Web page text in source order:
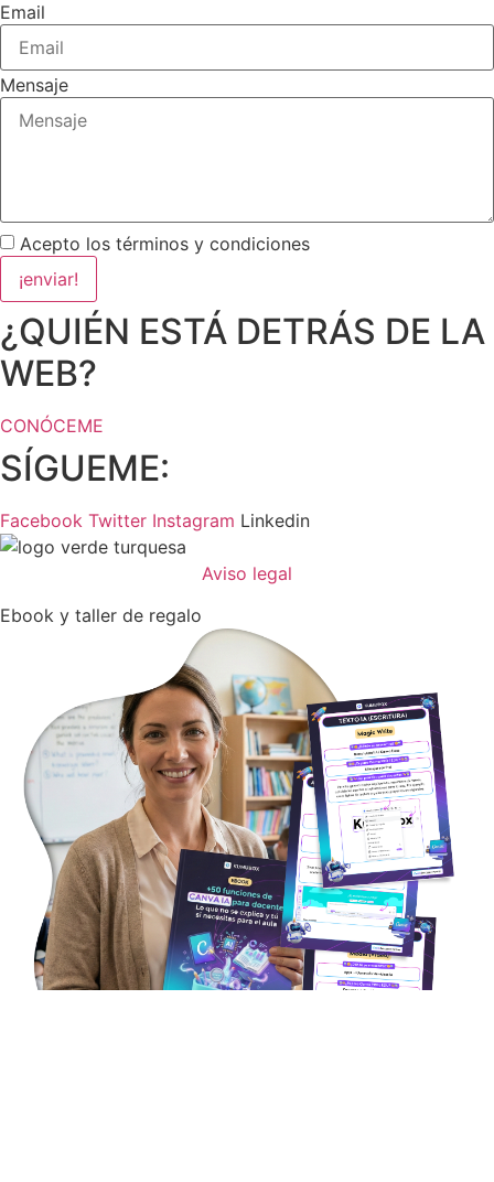
Email
Mensaje
Acepto los términos y condiciones
¡enviar!
¿QUIÉN ESTÁ DETRÁS DE LA
WEB?
CONÓCEME
SÍGUEME:
Facebook Twitter Instagram Linkedin
Aviso legal
Ebook y taller de regalo